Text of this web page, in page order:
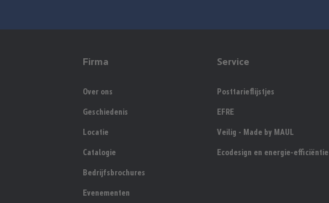
Firma
Over ons
Geschiedenis
Locatie
Catalogie
Bedrijfsbrochures
Evenementen
Service
Posttarieflijstjes
EFRE
Veilig - Made by MAUL
Ecodesign en energie-efficiëntie